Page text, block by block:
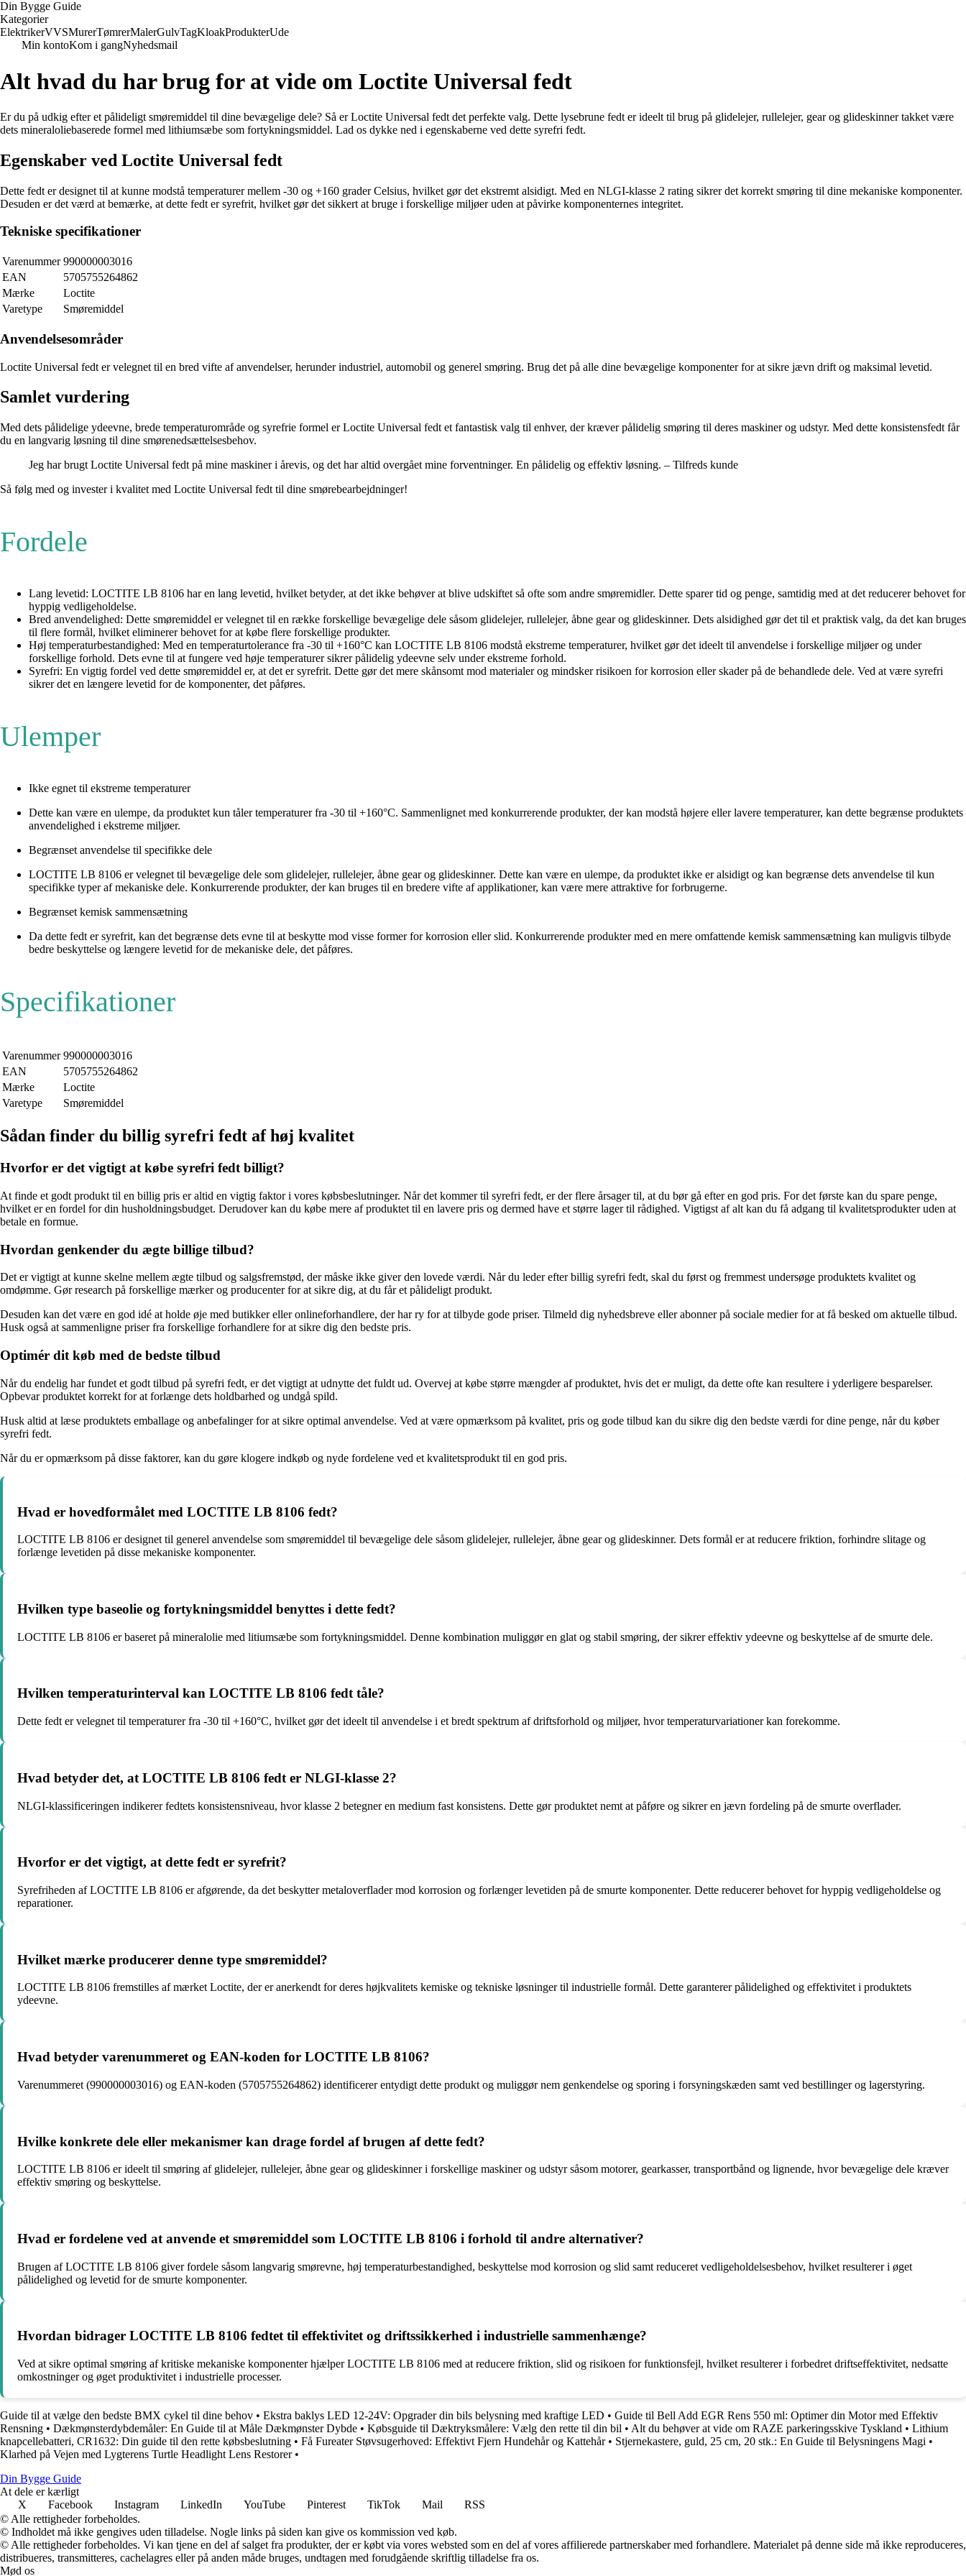
Din Bygge Guide
Kategorier
ElektrikerVVSMurerTømrerMalerGulvTagKloakProdukterUde
Min kontoKom i gangNyhedsmail
Alt hvad du har brug for at vide om Loctite Universal fedt
Er du på udkig efter et pålideligt smøremiddel til dine bevægelige dele? Så er Loctite Universal fedt det perfekte valg. Dette lysebrune fedt er ideelt til brug på glidelejer, rullelejer, gear og glideskinner takket være
dets mineraloliebaserede formel med lithiumsæbe som fortykningsmiddel. Lad os dykke ned i egenskaberne ved dette syrefri fedt.
Egenskaber ved Loctite Universal fedt
Dette fedt er designet til at kunne modstå temperaturer mellem -30 og +160 grader Celsius, hvilket gør det ekstremt alsidigt. Med en NLGI-klasse 2 rating sikrer det korrekt smøring til dine mekaniske komponenter.
Desuden er det værd at bemærke, at dette fedt er syrefrit, hvilket gør det sikkert at bruge i forskellige miljøer uden at påvirke komponenternes integritet.
Tekniske specifikationer
Varenummer 990000003016
EAN
5705755264862
Mærke
Loctite
Varetype
Smøremiddel
Anvendelsesområder
Loctite Universal fedt er velegnet til en bred vifte af anvendelser, herunder industriel, automobil og generel smøring. Brug det på alle dine bevægelige komponenter for at sikre jævn drift og maksimal levetid.
Samlet vurdering
Med dets pålidelige ydeevne, brede temperaturområde og syrefrie formel er Loctite Universal fedt et fantastisk valg til enhver, der kræver pålidelig smøring til deres maskiner og udstyr. Med dette konsistensfedt får
du en langvarig løsning til dine smørenedsættelsesbehov.
Jeg har brugt Loctite Universal fedt på mine maskiner i årevis, og det har altid overgået mine forventninger. En pålidelig og effektiv løsning. – Tilfreds kunde
Så følg med og invester i kvalitet med Loctite Universal fedt til dine smørebearbejdninger!
Fordele
Lang levetid: LOCTITE LB 8106 har en lang levetid, hvilket betyder, at det ikke behøver at blive udskiftet så ofte som andre smøremidler. Dette sparer tid og penge, samtidig med at det reducerer behovet for
hyppig vedligeholdelse.
Bred anvendelighed: Dette smøremiddel er velegnet til en række forskellige bevægelige dele såsom glidelejer, rullelejer, åbne gear og glideskinner. Dets alsidighed gør det til et praktisk valg, da det kan bruges
til flere formål, hvilket eliminerer behovet for at købe flere forskellige produkter.
Høj temperaturbestandighed: Med en temperaturtolerance fra -30 til +160°C kan LOCTITE LB 8106 modstå ekstreme temperaturer, hvilket gør det ideelt til anvendelse i forskellige miljøer og under
forskellige forhold. Dets evne til at fungere ved høje temperaturer sikrer pålidelig ydeevne selv under ekstreme forhold.
Syrefri: En vigtig fordel ved dette smøremiddel er, at det er syrefrit. Dette gør det mere skånsomt mod materialer og mindsker risikoen for korrosion eller skader på de behandlede dele. Ved at være syrefri
sikrer det en længere levetid for de komponenter, det påføres.
Ulemper
Ikke egnet til ekstreme temperaturer
Dette kan være en ulempe, da produktet kun tåler temperaturer fra -30 til +160°C. Sammenlignet med konkurrerende produkter, der kan modstå højere eller lavere temperaturer, kan dette begrænse produktets
anvendelighed i ekstreme miljøer.
Begrænset anvendelse til specifikke dele
LOCTITE LB 8106 er velegnet til bevægelige dele som glidelejer, rullelejer, åbne gear og glideskinner. Dette kan være en ulempe, da produktet ikke er alsidigt og kan begrænse dets anvendelse til kun
specifikke typer af mekaniske dele. Konkurrerende produkter, der kan bruges til en bredere vifte af applikationer, kan være mere attraktive for forbrugerne.
Begrænset kemisk sammensætning
Da dette fedt er syrefrit, kan det begrænse dets evne til at beskytte mod visse former for korrosion eller slid. Konkurrerende produkter med en mere omfattende kemisk sammensætning kan muligvis tilbyde
bedre beskyttelse og længere levetid for de mekaniske dele, det påføres.
Specifikationer
Varenummer 990000003016
EAN
5705755264862
Mærke
Loctite
Varetype
Smøremiddel
Sådan finder du billig syrefri fedt af høj kvalitet
Hvorfor er det vigtigt at købe syrefri fedt billigt?
At finde et godt produkt til en billig pris er altid en vigtig faktor i vores købsbeslutninger. Når det kommer til syrefri fedt, er der flere årsager til, at du bør gå efter en god pris. For det første kan du spare penge,
hvilket er en fordel for din husholdningsbudget. Derudover kan du købe mere af produktet til en lavere pris og dermed have et større lager til rådighed. Vigtigst af alt kan du få adgang til kvalitetsprodukter uden at
betale en formue.
Hvordan genkender du ægte billige tilbud?
Det er vigtigt at kunne skelne mellem ægte tilbud og salgsfremstød, der måske ikke giver den lovede værdi. Når du leder efter billig syrefri fedt, skal du først og fremmest undersøge produktets kvalitet og
omdømme. Gør research på forskellige mærker og producenter for at sikre dig, at du får et pålideligt produkt.
Desuden kan det være en god idé at holde øje med butikker eller onlineforhandlere, der har ry for at tilbyde gode priser. Tilmeld dig nyhedsbreve eller abonner på sociale medier for at få besked om aktuelle tilbud.
Husk også at sammenligne priser fra forskellige forhandlere for at sikre dig den bedste pris.
Optimér dit køb med de bedste tilbud
Når du endelig har fundet et godt tilbud på syrefri fedt, er det vigtigt at udnytte det fuldt ud. Overvej at købe større mængder af produktet, hvis det er muligt, da dette ofte kan resultere i yderligere besparelser.
Opbevar produktet korrekt for at forlænge dets holdbarhed og undgå spild.
Husk altid at læse produktets emballage og anbefalinger for at sikre optimal anvendelse. Ved at være opmærksom på kvalitet, pris og gode tilbud kan du sikre dig den bedste værdi for dine penge, når du køber
syrefri fedt.
Når du er opmærksom på disse faktorer, kan du gøre klogere indkøb og nyde fordelene ved et kvalitetsprodukt til en god pris.
Hvad er hovedformålet med LOCTITE LB 8106 fedt?
LOCTITE LB 8106 er designet til generel anvendelse som smøremiddel til bevægelige dele såsom glidelejer, rullelejer, åbne gear og glideskinner. Dets formål er at reducere friktion, forhindre slitage og
forlænge levetiden på disse mekaniske komponenter.
Hvilken type baseolie og fortykningsmiddel benyttes i dette fedt?
LOCTITE LB 8106 er baseret på mineralolie med litiumsæbe som fortykningsmiddel. Denne kombination muliggør en glat og stabil smøring, der sikrer effektiv ydeevne og beskyttelse af de smurte dele.
Hvilken temperaturinterval kan LOCTITE LB 8106 fedt tåle?
Dette fedt er velegnet til temperaturer fra -30 til +160°C, hvilket gør det ideelt til anvendelse i et bredt spektrum af driftsforhold og miljøer, hvor temperaturvariationer kan forekomme.
Hvad betyder det, at LOCTITE LB 8106 fedt er NLGI-klasse 2?
NLGI-klassificeringen indikerer fedtets konsistensniveau, hvor klasse 2 betegner en medium fast konsistens. Dette gør produktet nemt at påføre og sikrer en jævn fordeling på de smurte overflader.
Hvorfor er det vigtigt, at dette fedt er syrefrit?
Syrefriheden af LOCTITE LB 8106 er afgørende, da det beskytter metaloverflader mod korrosion og forlænger levetiden på de smurte komponenter. Dette reducerer behovet for hyppig vedligeholdelse og
reparationer.
Hvilket mærke producerer denne type smøremiddel?
LOCTITE LB 8106 fremstilles af mærket Loctite, der er anerkendt for deres højkvalitets kemiske og tekniske løsninger til industrielle formål. Dette garanterer pålidelighed og effektivitet i produktets
ydeevne.
Hvad betyder varenummeret og EAN-koden for LOCTITE LB 8106?
Varenummeret (990000003016) og EAN-koden (5705755264862) identificerer entydigt dette produkt og muliggør nem genkendelse og sporing i forsyningskæden samt ved bestillinger og lagerstyring.
Hvilke konkrete dele eller mekanismer kan drage fordel af brugen af dette fedt?
LOCTITE LB 8106 er ideelt til smøring af glidelejer, rullelejer, åbne gear og glideskinner i forskellige maskiner og udstyr såsom motorer, gearkasser, transportbånd og lignende, hvor bevægelige dele kræver
effektiv smøring og beskyttelse.
Hvad er fordelene ved at anvende et smøremiddel som LOCTITE LB 8106 i forhold til andre alternativer?
Brugen af LOCTITE LB 8106 giver fordele såsom langvarig smørevne, høj temperaturbestandighed, beskyttelse mod korrosion og slid samt reduceret vedligeholdelsesbehov, hvilket resulterer i øget
pålidelighed og levetid for de smurte komponenter.
Hvordan bidrager LOCTITE LB 8106 fedtet til effektivitet og driftssikkerhed i industrielle sammenhænge?
Ved at sikre optimal smøring af kritiske mekaniske komponenter hjælper LOCTITE LB 8106 med at reducere friktion, slid og risikoen for funktionsfejl, hvilket resulterer i forbedret driftseffektivitet, nedsatte
omkostninger og øget produktivitet i industrielle processer.
Guide til at vælge den bedste BMX cykel til dine behov • Ekstra baklys LED 12-24V: Opgrader din bils belysning med kraftige LED • Guide til Bell Add EGR Rens 550 ml: Optimer din Motor med Effektiv
Rensning • Dækmønsterdybdemåler: En Guide til at Måle Dækmønster Dybde • Købsguide til Dæktryksmålere: Vælg den rette til din bil • Alt du behøver at vide om RAZE parkeringsskive Tyskland • Lithium
knapcellebatteri, CR1632: Din guide til den rette købsbeslutning • Få Fureater Støvsugerhoved: Effektivt Fjern Hundehår og Kattehår• Stjernekastere, guld, 25 cm, 20 stk.: En Guide til Belysningens Magi •
Klarhed på Vejen med Lygterens Turtle Headlight Lens Restorer•
Din Bygge Guide
At dele er kærligt
X
Facebook Instagram LinkedIn YouTube Pinterest TikTok Mail
RSS
© Alle rettigheder forbeholdes.
© Indholdet må ikke gengives uden tilladelse. Nogle links på siden kan give os kommission ved køb.
© Alle rettigheder forbeholdes. Vi kan tjene en del af salget fra produkter, der er købt via vores websted som en del af vores affilierede partnerskaber med forhandlere. Materialet på denne side må ikke reproduceres,
distribueres, transmitteres, cachelagres eller på anden måde bruges, undtagen med forudgående skriftlig tilladelse fra os.
Mød os